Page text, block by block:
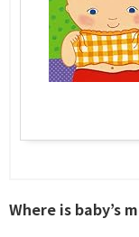
Where is baby’s